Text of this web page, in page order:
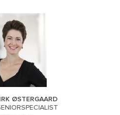
ØSTERGAARD